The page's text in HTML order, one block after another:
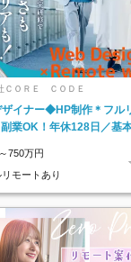
ＣＯＲＥ ＣＯＤＥ
イナー◆HP制作＊フル
業OK！年休128日／基
750万円
リモートあり